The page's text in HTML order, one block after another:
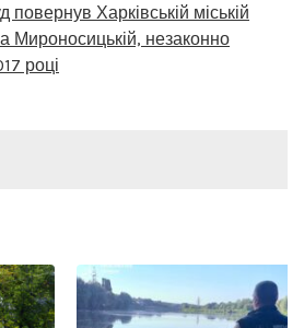
повернув Харківській міській
Мироносицькій, незаконно
році